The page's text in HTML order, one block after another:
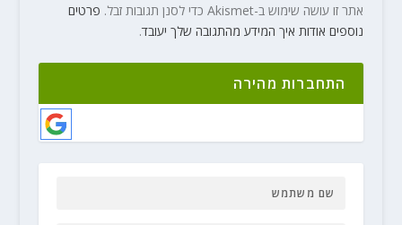
אתר זו עושה שימוש ב-Akismet כדי לסנן תגובות זבל.
פרטים
נוספים אודות איך המידע מהתגובה שלך יעובד.
התחברות מהירה